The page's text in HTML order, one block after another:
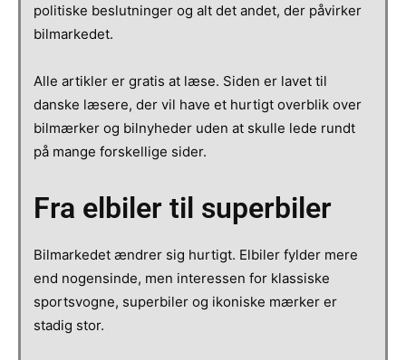
politiske beslutninger og alt det andet, der påvirker
bilmarkedet.
Alle artikler er gratis at læse. Siden er lavet til
danske læsere, der vil have et hurtigt overblik over
bilmærker og bilnyheder uden at skulle lede rundt
på mange forskellige sider.
Fra elbiler til superbiler
Bilmarkedet ændrer sig hurtigt. Elbiler fylder mere
end nogensinde, men interessen for klassiske
sportsvogne, superbiler og ikoniske mærker er
stadig stor.